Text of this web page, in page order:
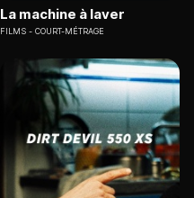
La machine à laver
FILMS COURT-MÉTRAGE